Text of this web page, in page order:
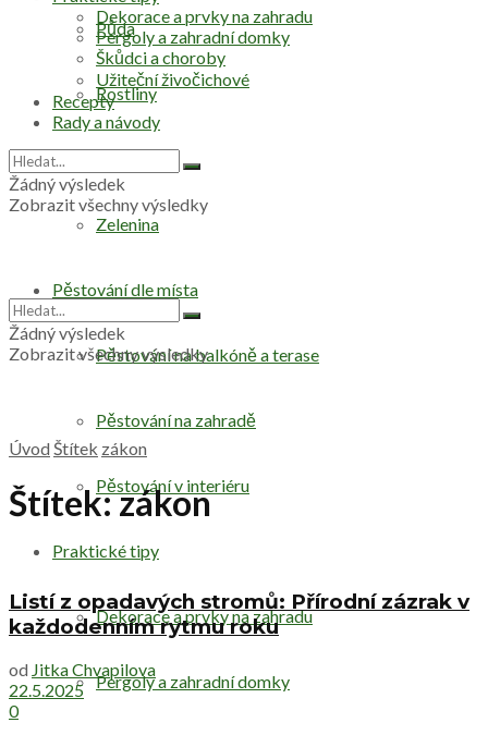
Půda
Rostliny
Zelenina
Pěstování dle místa
Pěstování na balkóně a terase
Pěstování na zahradě
Pěstování v interiéru
Praktické tipy
Dekorace a prvky na zahradu
Pergoly a zahradní domky
Dekorace a prvky na zahradu
Pergoly a zahradní domky
Škůdci a choroby
Užiteční živočichové
Recepty
Rady a návody
Žádný výsledek
Zobrazit všechny výsledky
Žádný výsledek
Zobrazit všechny výsledky
Úvod Štítek zákon
Štítek:zákon
Listí z opadavých stromů: Přírodní zázrak v
každodenním rytmu roku
od Jitka Chvapilova
22.5.2025
0